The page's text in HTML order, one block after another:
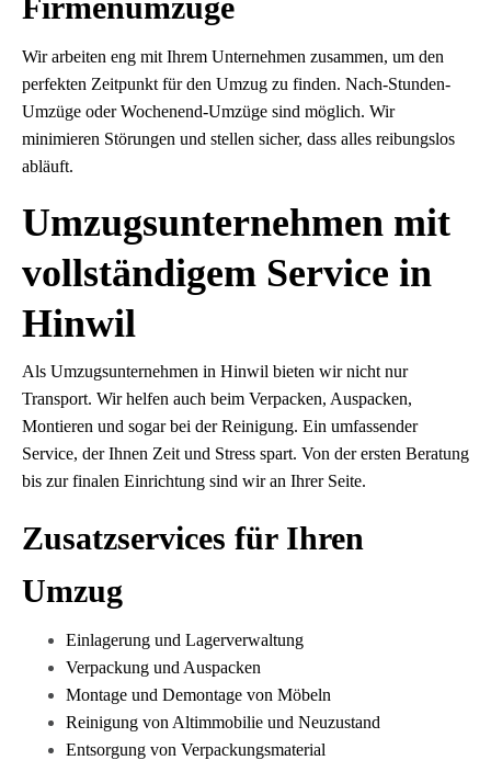
Firmenumzüge
Wir arbeiten eng mit Ihrem Unternehmen zusammen, um den
perfekten Zeitpunkt für den Umzug zu finden. Nach-Stunden-
Umzüge oder Wochenend-Umzüge sind möglich. Wir
minimieren Störungen und stellen sicher, dass alles reibungslos
abläuft.
Umzugsunternehmen mit
vollständigem Service in
Hinwil
Als Umzugsunternehmen in Hinwil bieten wir nicht nur
Transport. Wir helfen auch beim Verpacken, Auspacken,
Montieren und sogar bei der Reinigung. Ein umfassender
Service, der Ihnen Zeit und Stress spart. Von der ersten Beratung
bis zur finalen Einrichtung sind wir an Ihrer Seite.
Zusatzservices für Ihren
Umzug
Einlagerung und Lagerverwaltung
Verpackung und Auspacken
Montage und Demontage von Möbeln
Reinigung von Altimmobilie und Neuzustand
Entsorgung von Verpackungsmaterial